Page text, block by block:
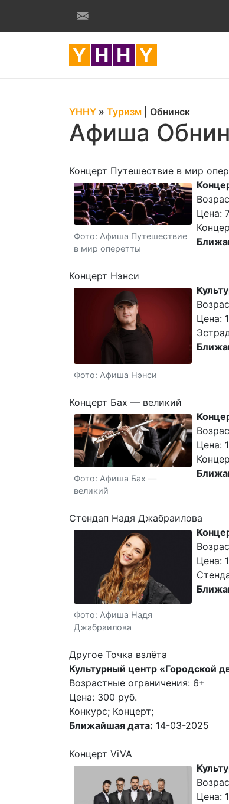
YHHY » Туризм Обнинск
Афиша
Концерт Путешествие в мир
Фото: Афиша Путешествие
в мир оперетты
Цена:
Концерт Нэнси
Фото: Афиша Нэнси
Цена:
Концерт Бах — великий
Фото: Афиша Бах —
великий
Цена:
Стендап Надя Джабраилова
Фото: Афиша Надя
Джабраилова
Цена:
Другое Точка взлёта
Культурный центр «Городской
Возрастные ограничения: 6+
Цена: 300 руб.
Конкурс; Концерт;
Ближайшая дата: 14-03-2025
Концерт ViVA
Цена: